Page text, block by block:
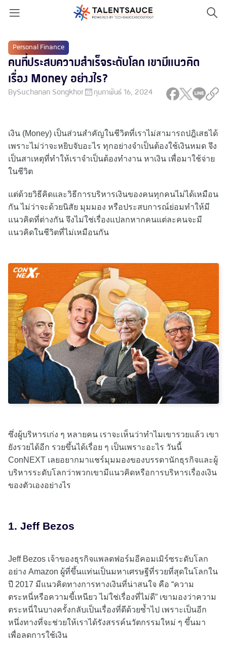
Personal Finance
คนที่ประสบความสำเร็จระดับโลก เขามีแนวคิด
เรื่อง Money อย่างไร?
BySuchanan Songkhor กุมภาพันธ์ 16, 2024
เงิน (Money) เป็นส่วนสำคัญในชีวิตที่เราไม่สามารถปฎิเสธได้
เพราะไม่ว่าจะหยิบจับอะไร ทุกอย่างจำเป็นต้องใช้เงินหมด จึง
เป็นสาเหตุที่ทำให้เราจำเป็นต้องทำงาน หาเงิน เพื่อมาใช้จ่าย
ในชีวิต
แต่ด้วยวิธีคิดและวิธีการบริหารเงินของคนทุกคนไม่ได้เหมือน
กัน ไม่ว่าจะด้วยนิสัย มุมมอง หรือประสบการณ์ย่อมทำให้มี
แนวคิดที่ต่างกัน จึงไม่ใช่เรื่องแปลกหากคนแต่ละคนจะมี
แนวคิดในชีวิตที่ไม่เหมือนกัน
ซึ่งผู้บริหารเก่ง ๆ หลายคน เราจะเห็นว่าทำไมเขารวยแล้ว เขา
ยังรวยได้อีก รวยขึ้นได้เรื่อย ๆ เป็นเพราะอะไร วันนี้
ConNEXT เลยอยากมาแชร์มุมมองของบรรดานักธุรกิจและผู้
บริหารระดับโลกว่าพวกเขามีแนวคิดหรือการบริหารเรื่องเงิน
ของตัวเองอย่างไร
1. Jeff Bezos
Jeff Bezos เจ้าของธุรกิจแพลตฟอร์มอีคอมเมิร์ซระดับโลก
อย่าง Amazon ผู้ที่ขึ้นแท่นเป็นมหาเศรษฐีที่รวยที่สุดในโลกใน
ปี 2017 มีแนวคิดทางการทางเงินที่น่าสนใจ คือ “ความ
ตระหนี่หรือความขี้เหนียว ไม่ใช่เรื่องที่ไม่ดี” เขามองว่าความ
ตระหนี่ในบางครั้งกลับเป็นเรื่องที่ดีด้วยซ้ำไป เพราะเป็นอีก
หนึ่งทางที่จะช่วยให้เราได้รังสรรค์นวัตกรรมใหม่ ๆ ขึ้นมา
เพื่อลดการใช้เงิน